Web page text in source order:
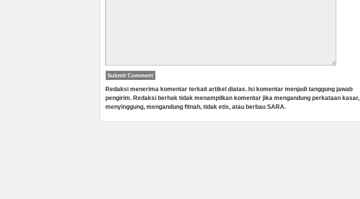
Redaksi menerima komentar terkait artikel diatas. Isi komentar menjadi tanggung jawab
pengirim. Redaksi berhak tidak menampilkan komentar jika mengandung perkataan kasar,
menyinggung, mengandung fitnah, tidak etis, atau berbau SARA.